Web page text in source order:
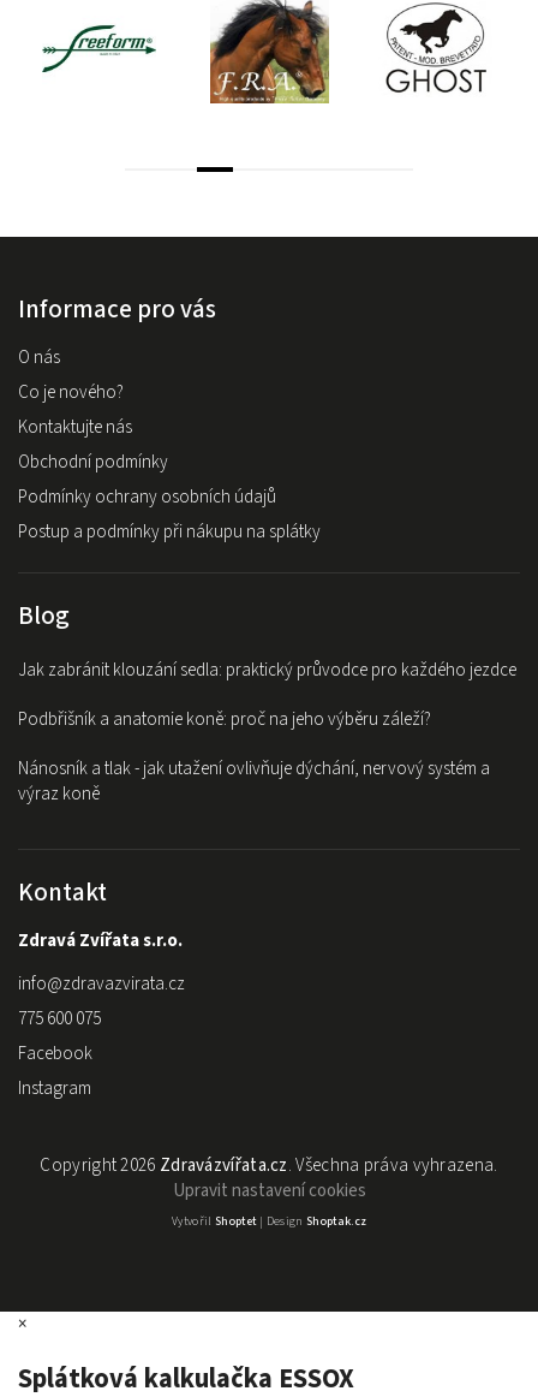
Informace pro vás
O nás
Co je nového?
Kontaktujte nás
Obchodní podmínky
Podmínky ochrany osobních údajů
Postup a podmínky při nákupu na splátky
Blog
Jak zabránit klouzání sedla: praktický průvodce pro každého jezdce
Podbřišník a anatomie koně: proč na jeho výběru záleží?
Nánosník a tlak - jak utažení ovlivňuje dýchání, nervový systém a
výraz koně
Kontakt
Zdravá Zvířata s.r.o.
info@zdravazvirata.cz
775 600 075
Facebook
Instagram
Copyright 2026 Zdravázvířata.cz. Všechna práva vyhrazena.
Upravit nastavení cookies
Vytvořil Shoptet| Design Shoptak.cz
×
Splátková kalkulačka ESSOX